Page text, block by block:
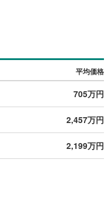
平均価格
705万円
2,457万円
2,199万円